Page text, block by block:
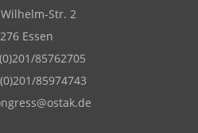
Str. 2
Essen
85762705
85974743